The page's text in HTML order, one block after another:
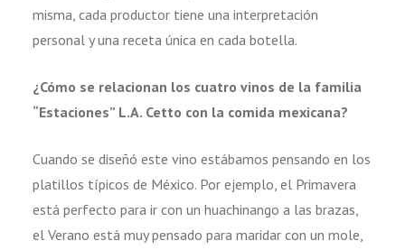
misma, cada productor tiene una interpretación
personal y una receta única en cada botella.
¿Cómo se relacionan los cuatro vinos de la familia
“Estaciones” L.A. Cetto con la comida mexicana?
Cuando se diseñó este vino estábamos pensando en los
platillos típicos de México. Por ejemplo, el Primavera
está perfecto para ir con un huachinango a las brazas,
el Verano está muy pensado para maridar con un mole,